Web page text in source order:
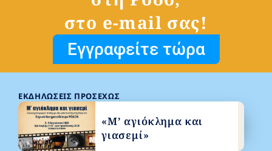
στο e-mail σας!
Εγγραφείτε τώρα
ΕΚΔΗΛΏΣΕΙΣ ΠΡΟΣΕΧΏΣ
«Μ’ αγιόκλημα και
γιασεμί»